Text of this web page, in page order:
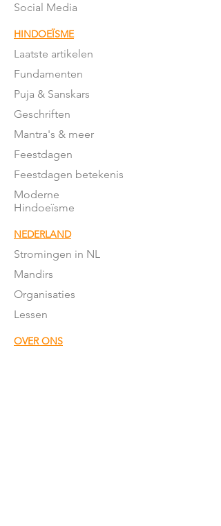
Social Media
HINDOEÏSME
Laatste artikelen
Fundamenten
Puja & Sanskars
Geschriften
Mantra's & meer
Feestdagen
Feestdagen betekenis
Moderne
Hindoeïsme
NEDERLAND
Stromingen in NL
Mandirs
Organisaties
Lessen
OVER ONS